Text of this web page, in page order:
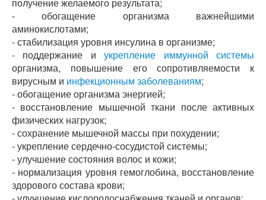
- обогащение организма важнейшими
аминокислотами;
- стабилизация уровня инсулина в организме;
- поддержание иукрепление иммунной системы
организма, повышение его сопротивляемости к
вирусным и инфекционным заболеваниям;
- обогащение организма энергией;
- восстановление мышечной ткани после активных
физических нагрузок;
- сохранение мышечной массы при похудении;
- укрепление сердечно-сосудистой системы;
- улучшение состояния волос и кожи;
- нормализация уровня гемоглобина, восстановление
здорового состава крови;